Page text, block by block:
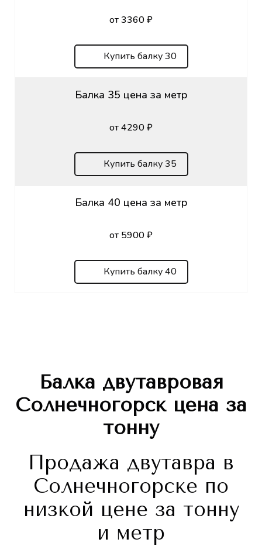
от 3360 ₽
Купить балку 30
Балка 35 цена за метр
от 4290 ₽
Купить балку 35
Балка 40 цена за метр
от 5900 ₽
Купить балку 40
Балка двутавровая
Солнечногорск цена за
тонну
Продажа двутавра в
Солнечногорске по
низкой цене за тонну
и метр